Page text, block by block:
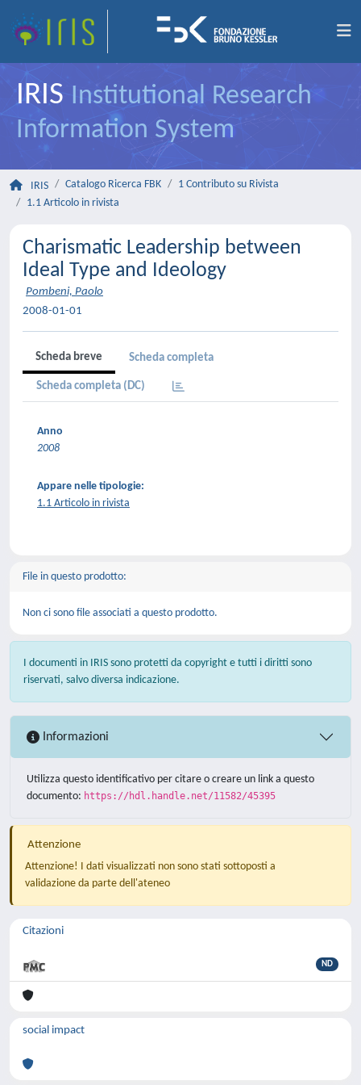
IRIS Institutional Research
Information System
IRIS Catalogo Ricerca FBK
1 Contributo su Rivista
1.1 Articolo in rivista
Charismatic Leadership between
Ideal Type and Ideology
Pombeni, Paolo
2008-01-01
Scheda breve Scheda completa
Scheda completa (DC)
Anno
2008
Appare nelle tipologie:
1.1 Articolo in rivista
File in questo prodotto:
Non ci sono file associati a questo prodotto.
I documenti in IRIS sono protetti da copyright e tutti i diritti sono
riservati, salvo diversa indicazione.
Informazioni
Utilizza questo identificativo per citare o creare un link a questo
documento: https://hdl.handle.net/11582/45395
Attenzione
Attenzione! I dati visualizzati non sono stati sottoposti a
validazione da parte dell'ateneo
Citazioni
ND
social impact